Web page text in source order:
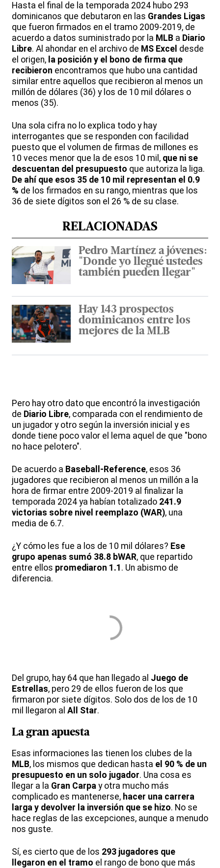
Hasta el final de la temporada 2024 hubo 293
dominicanos que debutaron en las Grandes Ligas
que fueron firmados en el tramo 2009-2019, de
acuerdo a datos suministrado por la MLB a Diario
Libre. Al ahondar en el archivo de MS Excel desde
el origen, la posición y el bono de firma que
recibieron encontramos que hubo una cantidad
similar entre aquellos que recibieron al menos un
millón de dólares (36) y los de 10 mil dólares o
menos (35).
Una sola cifra no lo explica todo y hay
interrogantes que se responden con facilidad
puesto que el volumen de firmas de millones es
10 veces menor que la de esos 10 mil, que ni se
descuentan del presupuesto que autoriza la liga.
De ahí que esos 35 de 10 mil representan el 0.9
% de los firmados en su rango, mientras que los
36 de siete dígitos son el 26 % de su clase.
RELACIONADAS
Pedro Martínez a jóvenes:
"Donde yo llegué ustedes
también pueden llegar"
Hay 143 prospectos
dominicanos entre los
mejores de la MLB
Pero hay otro dato que encontró la investigación
de Diario Libre, comparada con el rendimiento de
un jugador y otro según la inversión inicial y es
donde tiene poco valor el lema aquel de que "bono
no hace pelotero".
De acuerdo a Baseball-Reference, esos 36
jugadores que recibieron al menos un millón a la
hora de firmar entre 2009-2019 al finalizar la
temporada 2024 ya habían totalizado 241.9
victorias sobre nivel reemplazo (WAR), una
media de 6.7.
¿Y cómo les fue a los de 10 mil dólares? Ese
grupo apenas sumó 38.8 bWAR, que repartido
entre ellos promediaron 1.1 . Un abismo de
diferencia.
Del grupo, hay 64 que han llegado al Juego de
Estrellas, pero 29 de ellos fueron de los que
firmaron por siete dígitos. Solo dos de los de 10
mil llegaron al All Star.
La gran apuesta
Esas informaciones las tienen los clubes de la
MLB, los mismos que dedican hasta el 90 % de un
presupuesto en un solo jugador. Una cosa es
llegar a la Gran Carpa y otra mucho más
complicado es mantenerse, hacer una carrera
larga y devolver la inversión que se hizo. No se
hace reglas de las excepciones, aunque a menudo
nos guste.
Sí, es cierto que de los 293 jugadores que
llegaron en el tramo el rango de bono que más